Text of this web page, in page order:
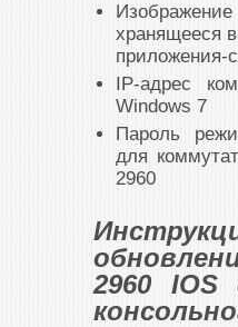
хранящееся
приложения-
IP-адрес
Windows 7
Пароль
для
2960
2960